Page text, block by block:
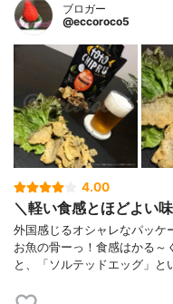
ブロガー
@eccoroco5
4.00
＼軽い食感とほどよい
外国感じるオシャレなパッ
お魚の骨ーっ！食感はかる～
と、「ソルテッドエッグ」と